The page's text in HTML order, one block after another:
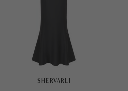
SHERVARLI